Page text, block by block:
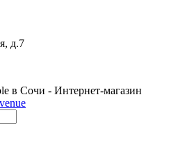
д.7
в Сочи - Интернет-магазин